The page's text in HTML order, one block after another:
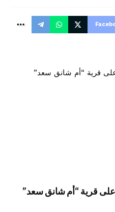
قرية “أم شانق سعد”